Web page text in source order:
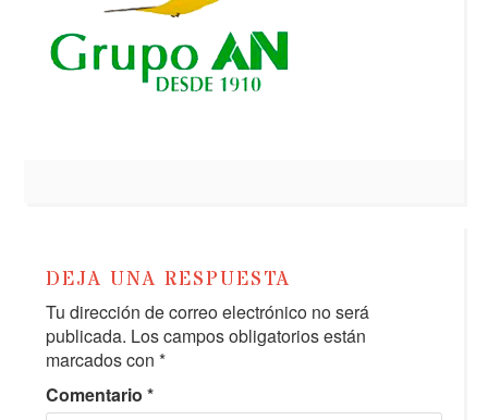
DEJA UNA RESPUESTA
Tu dirección de correo electrónico no será
publicada. Los campos obligatorios están
marcados con*
Comentario*